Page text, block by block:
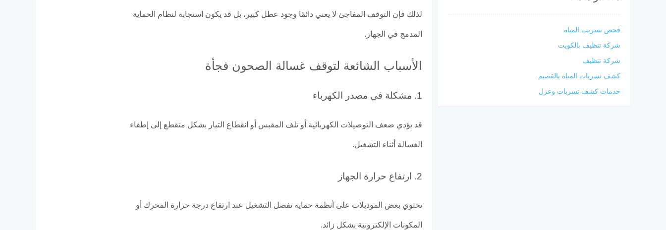
لذلك فإن التوقف المفاجئ لا يعني دائمًا وجود عطل كبير، بل قد يكون استجابة لنظام الحماية
المدمج في الجهاز.
الأسباب الشائعة لتوقف غسالة الصحون فجأة
1. مشكلة في مصدر الكهرباء
قد يؤدي ضعف التوصيلات الكهربائية أو تلف المقبس أو انقطاع التيار بشكل متقطع إلى إطفاء
الغسالة أثناء التشغيل.
2. ارتفاع حرارة الجهاز
تحتوي بعض الموديلات على أنظمة حماية تفصل التشغيل عند ارتفاع درجة حرارة المحرك أو
المكونات الإلكترونية بشكل زائد.
فحص تسريب المياه
شركة تنظيف بالكويت
شركة تنظيف
كشف تسربات المياه بالقصيم
خدمات كشف تسربات وعزل